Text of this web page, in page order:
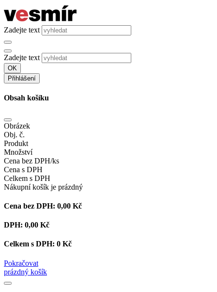
Zadejte text
Zadejte text
OK
Přihlášení
Obsah košíku
Obrázek
Obj. č.
Produkt
Množství
Cena bez DPH/ks
Cena s DPH
Celkem s DPH
Nákupní košík je prázdný
Cena bez DPH: 0,00 Kč
DPH: 0,00 Kč
Celkem s DPH: 0 Kč
Pokračovat
prázdný košík